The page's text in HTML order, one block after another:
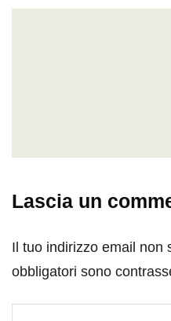
Lascia un
Il tuo indirizzo email non
obbligatori sono